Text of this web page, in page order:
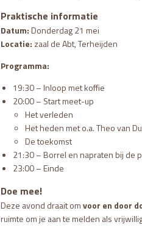
Praktische informatie
Datum:Donderdag 21 mei
Locatie: zaal de Abt, Terheijden
Programma:
19:30 – Inloop met koffie
20:00 – Start meet-up
Het verleden
Het heden met o.a. Theo van
De toekomst
21:30 – Borrel en napraten bij de
23:00 – Einde
Doe mee!
Deze avond draait omvoor en door
ruimte om je aan te melden als